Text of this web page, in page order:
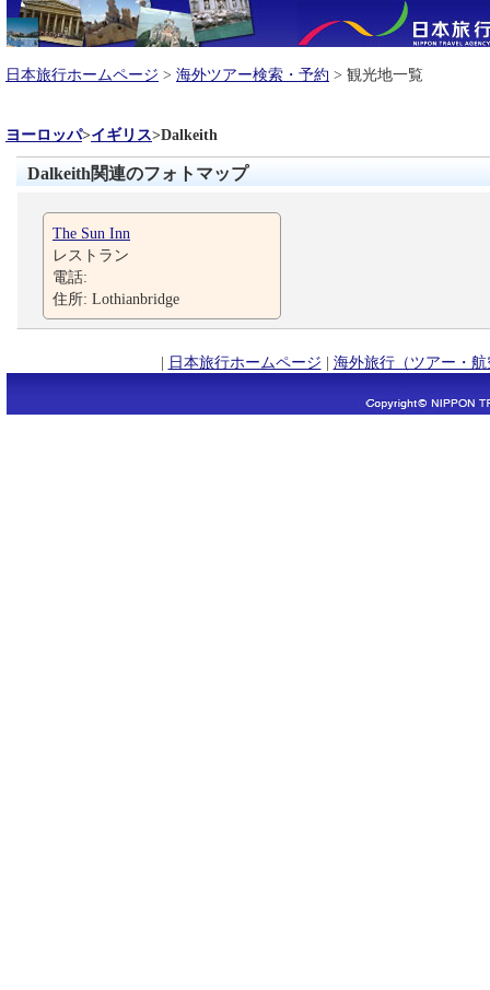
日本旅行ホームページ > 海外ツアー検索・予約 > 観光地一覧
ヨーロッパ>イギリス>Dalkeith
Dalkeith関連のフォトマップ
The Sun Inn
レストラン
電話:
住所: Lothianbridge
| 日本旅行ホームページ | 海外旅行（ツアー・航